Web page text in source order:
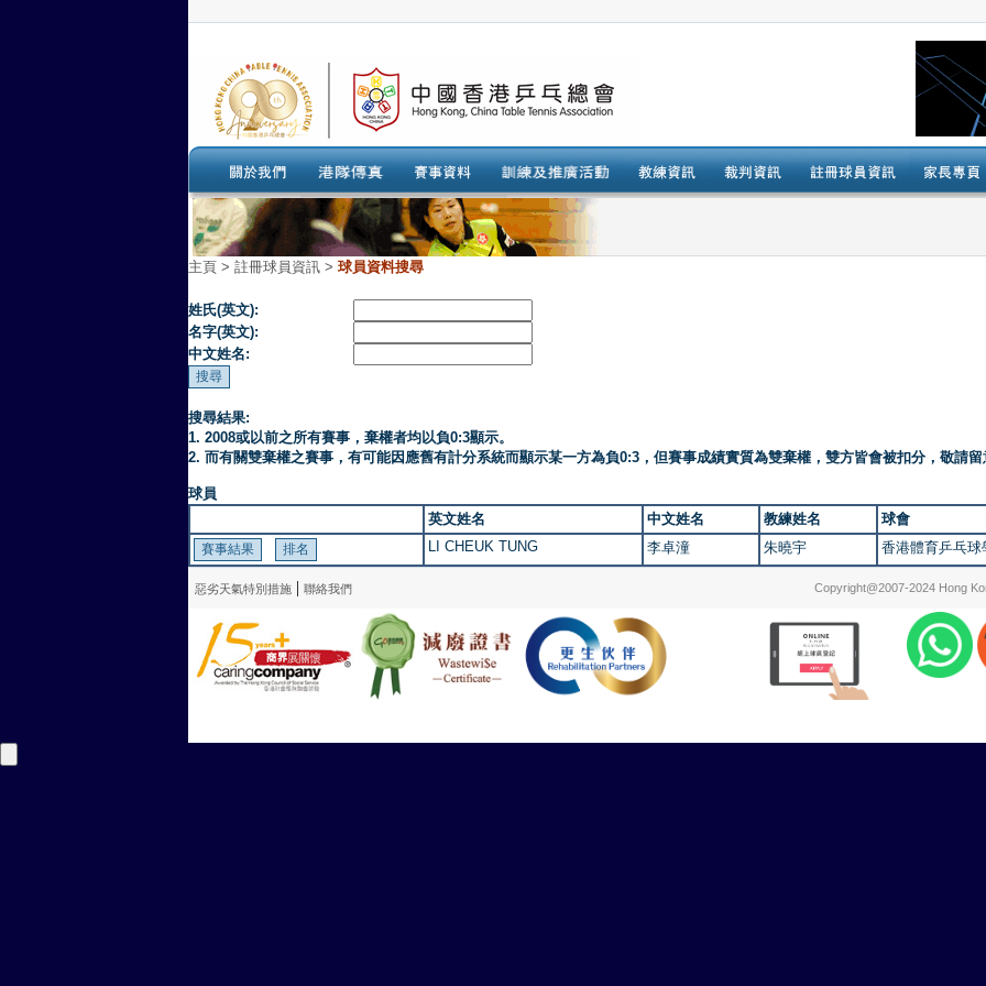
主頁 > 註冊球員資訊 > 球員資料搜尋
姓氏(英文):
名字(英文):
中文姓名:
搜尋結果:
1. 2008或以前之所有賽事，棄權者均以負0:3顯示。
2. 而有關雙棄權之賽事，有可能因應舊有計分系統而顯示某一方為負0:3，但賽事成績實質為雙棄權，雙方皆會被扣分，敬請留
球員
英文姓名
中文姓名 教練姓名
球會
LI CHEUK TUNG
李卓潼 朱曉宇 香港體育乒乓